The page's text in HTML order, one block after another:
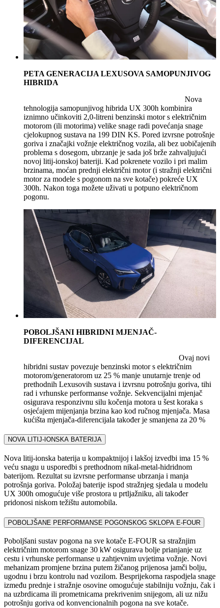
PETA GENERACIJA LEXUSOVA SAMOPUNJIVOG
HIBRIDA
Nova
tehnologija samopunjivog hibrida UX 300h kombinira
iznimno učinkoviti 2,0-litreni benzinski motor s električnim
motorom (ili motorima) velike snage radi povećanja snage
cjelokupnog sustava na 199 DIN KS. Pored izvrsne potrošnje
goriva i značajki vožnje električnog vozila, ali bez uobičajenih
problema s dosegom, ubrzanje je sada još brže zahvaljujući
novoj litij-ionskoj bateriji. Kad pokrenete vozilo i pri malim
brzinama, moćan prednji električni motor (i stražnji električni
motor za modele s pogonom na sve kotače) pokreće UX
300h. Nakon toga možete uživati u potpuno električnom
pogonu.
POBOLJŠANI HIBRIDNI MJENJAČ-
DIFERENCIJAL
Ovaj novi
hibridni sustav povezuje benzinski motor s električnim
motorom/generatorom uz 25 % manje unutarnje trenje od
prethodnih Lexusovih sustava i izvrsnu potrošnju goriva, tihi
rad i vrhunske performanse vožnje. Sekvencijalni mjenjač
osigurava responzivnu silu kočenja motora u šest koraka s
osjećajem mijenjanja brzina kao kod ručnog mjenjača. Masa
kućišta mjenjača-diferencijala također je smanjena za 20 %
NOVA LITIJ-IONSKA BATERIJA
Nova litij-ionska baterija u kompaktnijoj i lakšoj izvedbi ima 15 %
veću snagu u usporedbi s prethodnom nikal-metal-hidridnom
baterijom. Rezultat su izvrsne performanse ubrzanja i manja
potrošnja goriva. Položaj baterije ispod stražnjeg sjedala u modelu
UX 300h omogućuje više prostora u prtljažniku, ali također
pridonosi niskom težištu automobila.
POBOLJŠANE PERFORMANSE POGONSKOG SKLOPA E-FOUR
Poboljšani sustav pogona na sve kotače E-FOUR sa stražnjim
električnim motorom snage 30 kW osigurava bolje prianjanje uz
cestu i vrhunske performanse u zahtjevnim uvjetima vožnje. Novi
mehanizam promjene brzina putem žičanog prijenosa jamči bolju,
ugodnu i brzu kontrolu nad vozilom. Besprijekorna raspodjela snage
između prednje i stražnje osovine omogućuje stabilniju vožnju, čak i
na uzbrdicama ili prometnicama prekrivenim snijegom, ali uz nižu
potrošnju goriva od konvencionalnih pogona na sve kotače.